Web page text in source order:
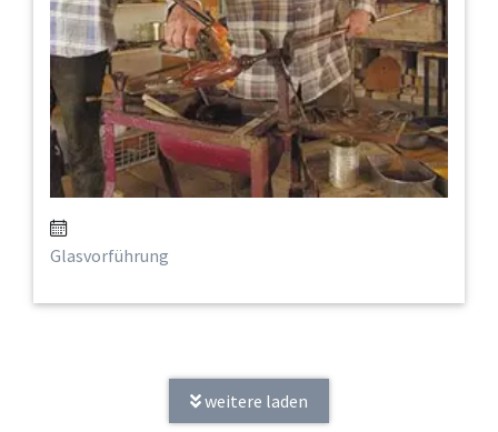
Glasvorführung
weitere laden